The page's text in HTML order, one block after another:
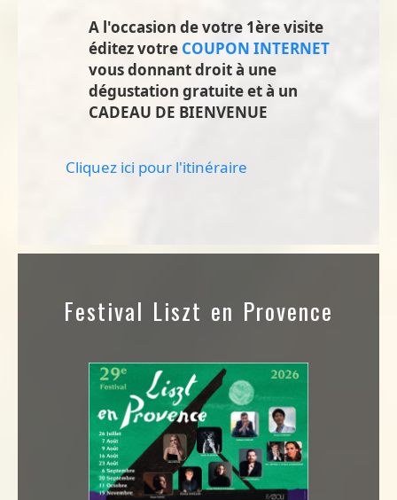
A l'occasion de votre 1ère visite
éditez votre COUPON INTERNET
vous donnant droit à une
dégustation gratuite et à un
CADEAU DE BIENVENUE
Cliquez ici pour l'itinéraire
Festival Liszt en Provence